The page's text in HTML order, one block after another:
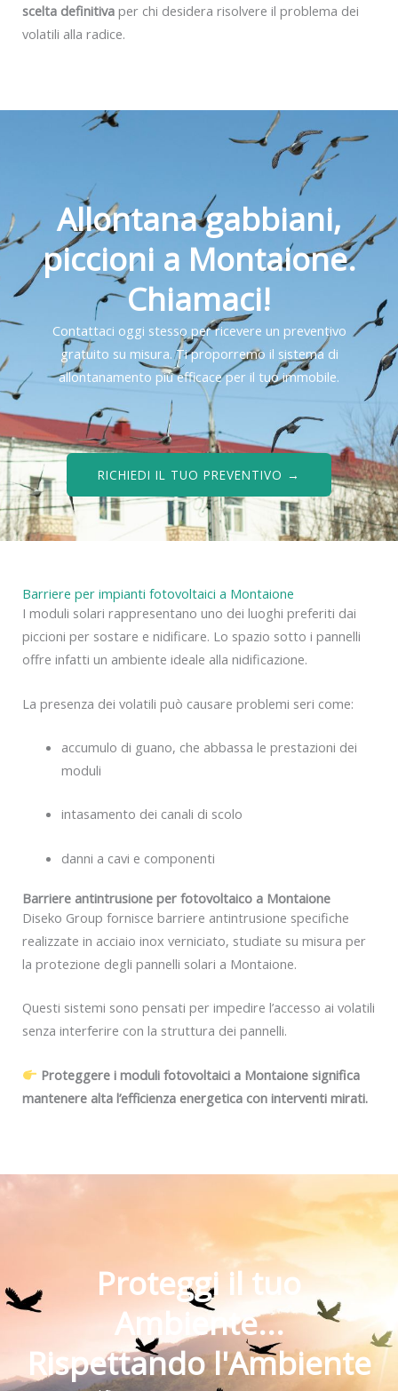
scelta definitiva per chi desidera risolvere il problema dei
volatili alla radice.
Allontana gabbiani,
piccioni a Montaione.
Chiamaci!
Contattaci oggi stesso per ricevere un preventivo
gratuito su misura. Ti proporremo il sistema di
allontanamento più efficace per il tuo immobile.
RICHIEDI IL TUO PREVENTIVO →
Barriere per impianti fotovoltaici a Montaione
I moduli solari rappresentano uno dei luoghi preferiti dai
piccioni per sostare e nidificare. Lo spazio sotto i pannelli
offre infatti un ambiente ideale alla nidificazione.
La presenza dei volatili può causare problemi seri come:
accumulo di guano, che abbassa le prestazioni dei
moduli
intasamento dei canali di scolo
danni a cavi e componenti
Barriere antintrusione per fotovoltaico a Montaione
Diseko Group fornisce barriere antintrusione specifiche
realizzate in acciaio inox verniciato, studiate su misura per
la protezione degli pannelli solari a Montaione.
Questi sistemi sono pensati per impedire l’accesso ai volatili
senza interferire con la struttura dei pannelli.
Proteggere i moduli fotovoltaici a Montaione significa
mantenere alta l’efficienza energetica con interventi mirati.
Proteggi il tuo
Ambiente...
Rispettando l'Ambiente